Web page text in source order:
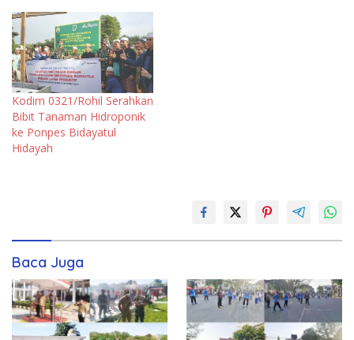
Kodim 0321/Rohil Serahkan
Bibit Tanaman Hidroponik
ke Ponpes Bidayatul
Hidayah
Baca Juga